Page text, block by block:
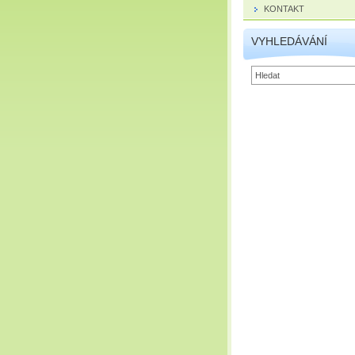
KONTAKT
VYHLEDÁVÁNÍ